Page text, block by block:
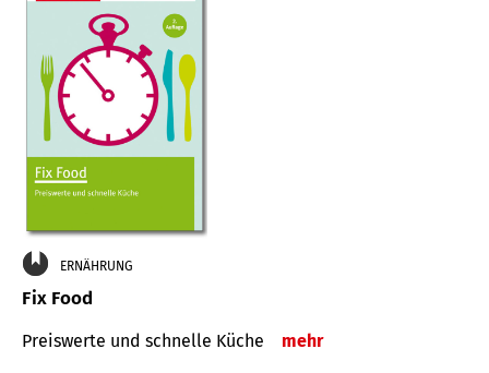
ERNÄHRUNG
Fix Food
Preiswerte und schnelle Küche mehr